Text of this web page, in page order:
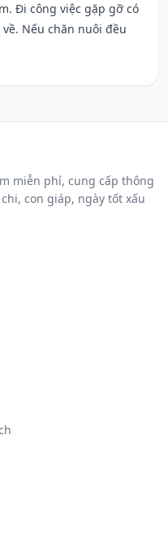
Đi công việc gặp gỡ có
Nếu chăn nuôi đều
miễn phí, cung cấp thông
con giáp, ngày tốt xấu